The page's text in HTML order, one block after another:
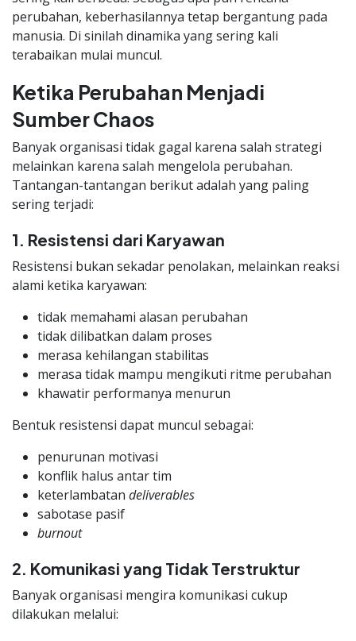
perubahan, keberhasilannya tetap bergantung pada
manusia. Di sinilah dinamika yang sering kali
terabaikan mulai muncul.
Ketika Perubahan Menjadi
Sumber Chaos
Banyak organisasi tidak gagal karena salah strategi
melainkan karena salah mengelola perubahan.
Tantangan-tantangan berikut adalah yang paling
sering terjadi:
1. Resistensi dari Karyawan
Resistensi bukan sekadar penolakan, melainkan reaksi
alami ketika karyawan:
tidak memahami alasan perubahan
tidak dilibatkan dalam proses
merasa kehilangan stabilitas
merasa tidak mampu mengikuti ritme perubahan
khawatir performanya menurun
Bentuk resistensi dapat muncul sebagai:
penurunan motivasi
konflik halus antar tim
keterlambatan deliverables
sabotase pasif
burnout
2. Komunikasi yang Tidak Terstruktur
Banyak organisasi mengira komunikasi cukup
dilakukan melalui: